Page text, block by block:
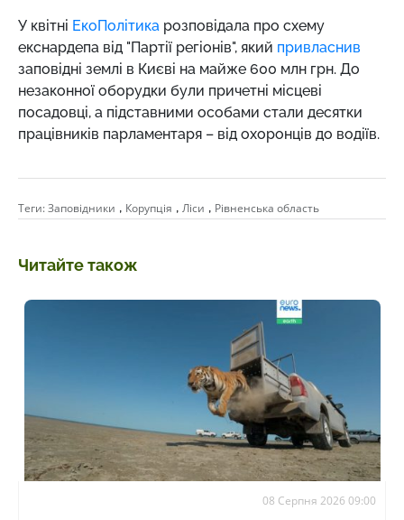
У квітні ЕкоПолітика розповідала про схему
екснардепа від "Партії регіонів", який привласнив
заповідні землі в Києві на майже 600 млн грн. До
незаконної оборудки були причетні місцеві
посадовці, а підставними особами стали десятки
працівників парламентаря – від охоронців до водіїв.
Теги:Заповідники , Корупція , Ліси , Рівненська область
Читайте також
08 Серпня 2026 09:00